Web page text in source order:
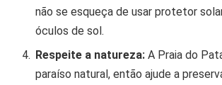
não se esqueça de usar protetor
óculos de sol.
Respeite a natureza: A Praia do
paraíso natural, então ajude a